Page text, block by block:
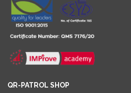
QR-PATROL SHOP